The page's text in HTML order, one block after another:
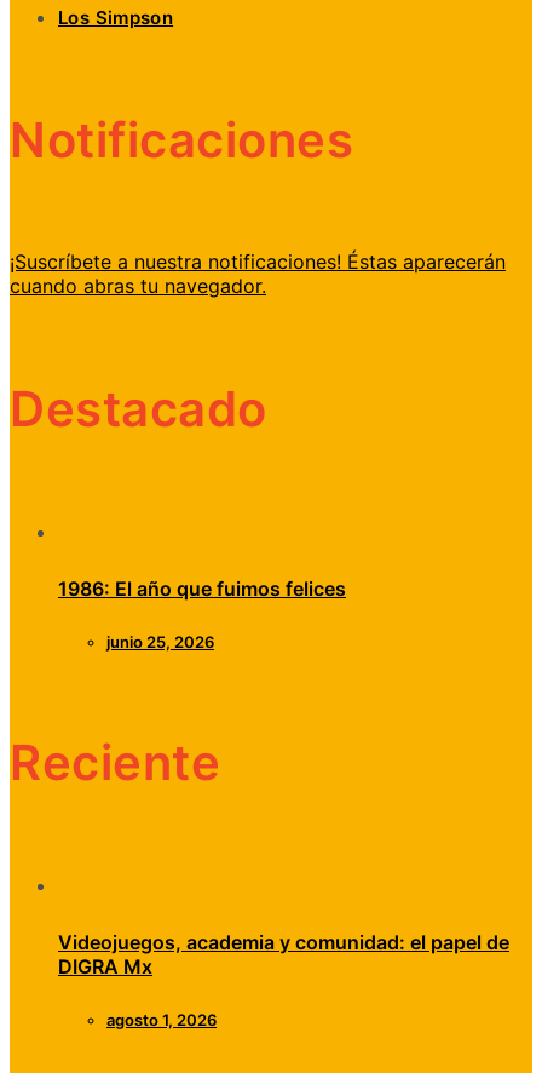
Los Simpson
Notificaciones
¡Suscríbete a nuestra notificaciones! Éstas aparecerán
cuando abras tu navegador.
Destacado
1986: El año que fuimos felices
junio 25, 2026
Reciente
Videojuegos, academia y comunidad: el papel de
DIGRA Mx
agosto 1, 2026